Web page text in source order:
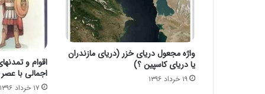
واژه مجعول دریای خزر (دریای مازندران
یا دریای کاسپین ؟)
۱۹ خرداد ۱۳۹۶
اقوام و
اجمالی با
۱۷ خرداد ۱۳۹۶